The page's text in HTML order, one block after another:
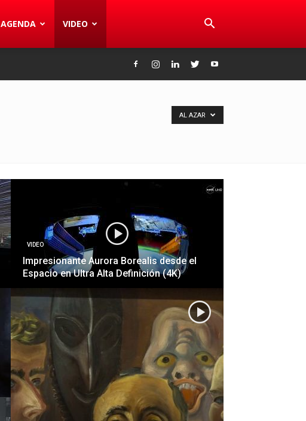
AGENDA VIDEO
AL AZAR
VIDEO
Impresionante Aurora Borealis desde el
Espacio en Ultra Alta Definición (4K)